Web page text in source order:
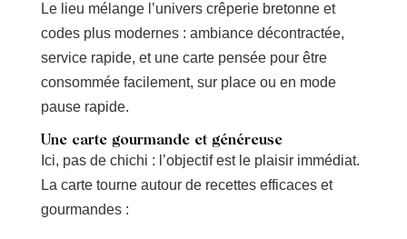
Le lieu mélange l’univers crêperie bretonne et
codes plus modernes : ambiance décontractée,
service rapide, et une carte pensée pour être
consommée facilement, sur place ou en mode
pause rapide.
Une carte gourmande et généreuse
Ici, pas de chichi : l’objectif est le plaisir immédiat.
La carte tourne autour de recettes efficaces et
gourmandes :